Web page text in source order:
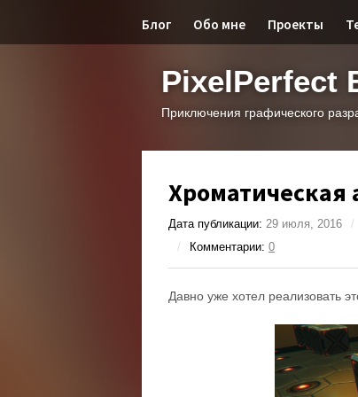
Блог Обо мне Проекты
PixelPerfect
Приключения графического
Хроматическая
Дата публикации: 29 июля, 2016 /
/
Комментарии: 0
Давно уже хотел реализовать